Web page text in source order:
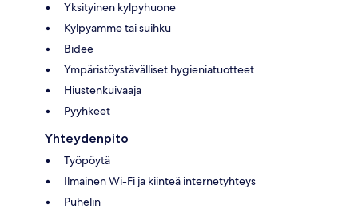
Yksityinen kylpyhuone
Kylpyamme tai suihku
Bidee
Ympäristöystävälliset hygieniatuotteet
Hiustenkuivaaja
Pyyhkeet
Yhteydenpito
Työpöytä
Ilmainen Wi-Fi ja kiinteä internetyhteys
Puhelin